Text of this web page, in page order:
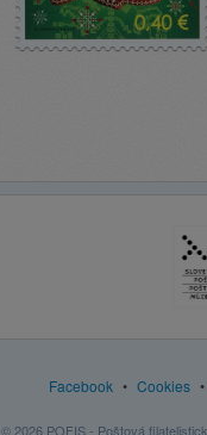
Facebook • Cookies •
© 2026 POFIS - Poštová